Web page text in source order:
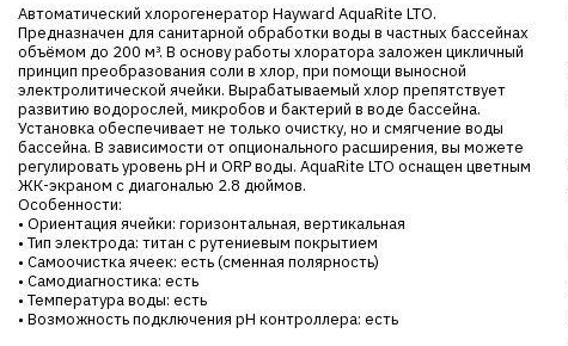
Автоматический хлорогенератор Hayward AquaRite LTO.
Предназначен для санитарной обработки воды в частных бассейнах
объёмом до 200 м³. В основу работы хлоратора заложен цикличный
принцип преобразования соли в хлор, при помощи выносной
электролитической ячейки. Вырабатываемый хлор препятствует
развитию водорослей, микробов и бактерий в воде бассейна.
Установка обеспечивает не только очистку, но и смягчение воды
бассейна. В зависимости от опционального расширения, вы можете
регулировать уровень pH и ORP воды. AquaRite LTO оснащен цветным
ЖК-экраном с диагональю 2.8 дюймов.
Особенности:
• Ориентация ячейки: горизонтальная, вертикальная
• Тип электрода: титан с рутениевым покрытием
• Самоочистка ячеек: есть (сменная полярность)
• Самодиагностика: есть
• Температура воды: есть
• Возможность подключения pH контроллера: есть